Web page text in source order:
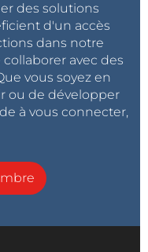
des solutions
d'un accès
dans notre
avec des
vous soyez en
ou de développer
à vous connecter,